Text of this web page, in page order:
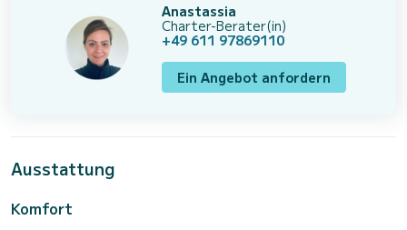
Anastassia
Charter-Berater(in)
+49 611 97869110
Ein Angebot anfordern
Ausstattung
Komfort